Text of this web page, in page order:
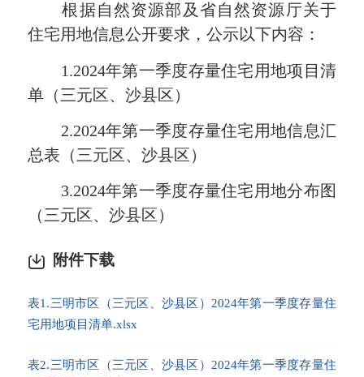
根据自然资源部及省自然资源厅关于
住宅用地信息公开要求，公示以下内容：
1.2024年第一季度存量住宅用地项目清
单（三元区、沙县区）
2.2024年第一季度存量住宅用地信息汇
总表（三元区、沙县区）
3.2024年第一季度存量住宅用地分布图
（三元区、沙县区）
附件下载
表1.三明市区（三元区、沙县区）2024年第一季度存量住
宅用地项目清单.xlsx
表2.三明市区（三元区、沙县区）2024年第一季度存量住